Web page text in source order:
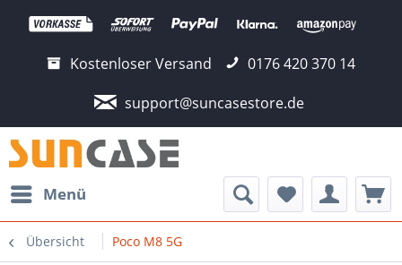
Kostenloser Versand
0176 420 370 14
support@suncasestore.de
Menü
Übersicht Poco M8 5G